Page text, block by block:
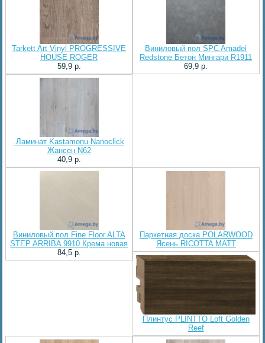
Tarkett Art Vinyl PROGRESSIVE
HOUSE ROGER
59,9 p.
Виниловый пол SPC Amadei
Redstone Бетон Мингари R1911
69,9 p.
.Ламинат Kastamonu Nanoclick
Жансен N62
40,9 p.
Виниловый пол Fine Floor ALTA
STEP ARRIBA 9910 Крема новая
84,5 p.
Паркетная доска POLARWOOD
Ясень RICOTTA MATT
Плинтус PLINTTO Loft Golden
Reef